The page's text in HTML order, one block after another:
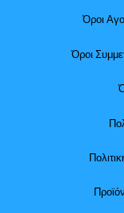
Όροι
Όροι